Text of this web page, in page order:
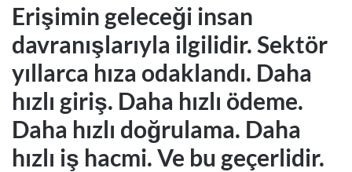
Erişimin geleceği insan
davranışlarıyla ilgilidir. Sektör
yıllarca hıza odaklandı. Daha
hızlı giriş. Daha hızlı ödeme.
Daha hızlı doğrulama. Daha
hızlı iş hacmi. Ve bu geçerlidir.